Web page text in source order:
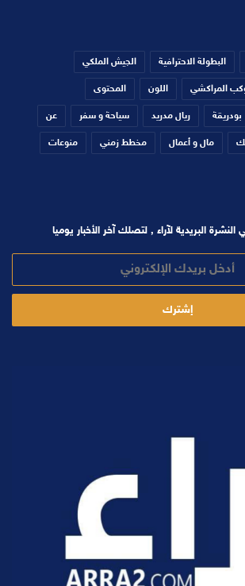
البطولة الاحترافية الجيش الملكي
المراكشي اللون المحتوى
بودريقة ريال مدريد سياحة و سفر عن
مال و أعمال مخطط زمني منوعات
البريدية لآراء , لتصلك آخر الأخبار يوميا